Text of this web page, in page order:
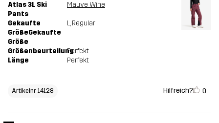
Atlas 3L Ski
Pants
Mauve Wine
Gekaufte
GrößeGekaufte
Größe
L, Regular
GrößenbeurteilungPerfekt
Länge
Perfekt
Artikelnr 14128 Hilfreich? 0